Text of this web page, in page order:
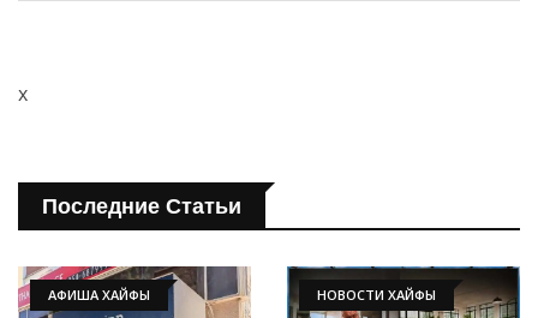
x
Последние Статьи
АФИША ХАЙФЫ НОВОСТИ ХАЙФЫ